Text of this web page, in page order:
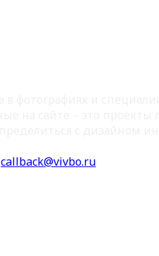
callback@vivbo.ru